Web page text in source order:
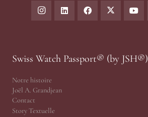
Swiss Watch Passport® (by JSH®)
Notre histoire
Joël A. Grandjean
Contact
Story Textuelle